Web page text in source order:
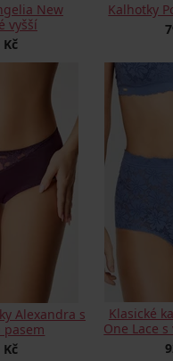
New
vyšší
Kč
Kalhotky
Alexandra s
pasem
Kč
Klasické
One Lace